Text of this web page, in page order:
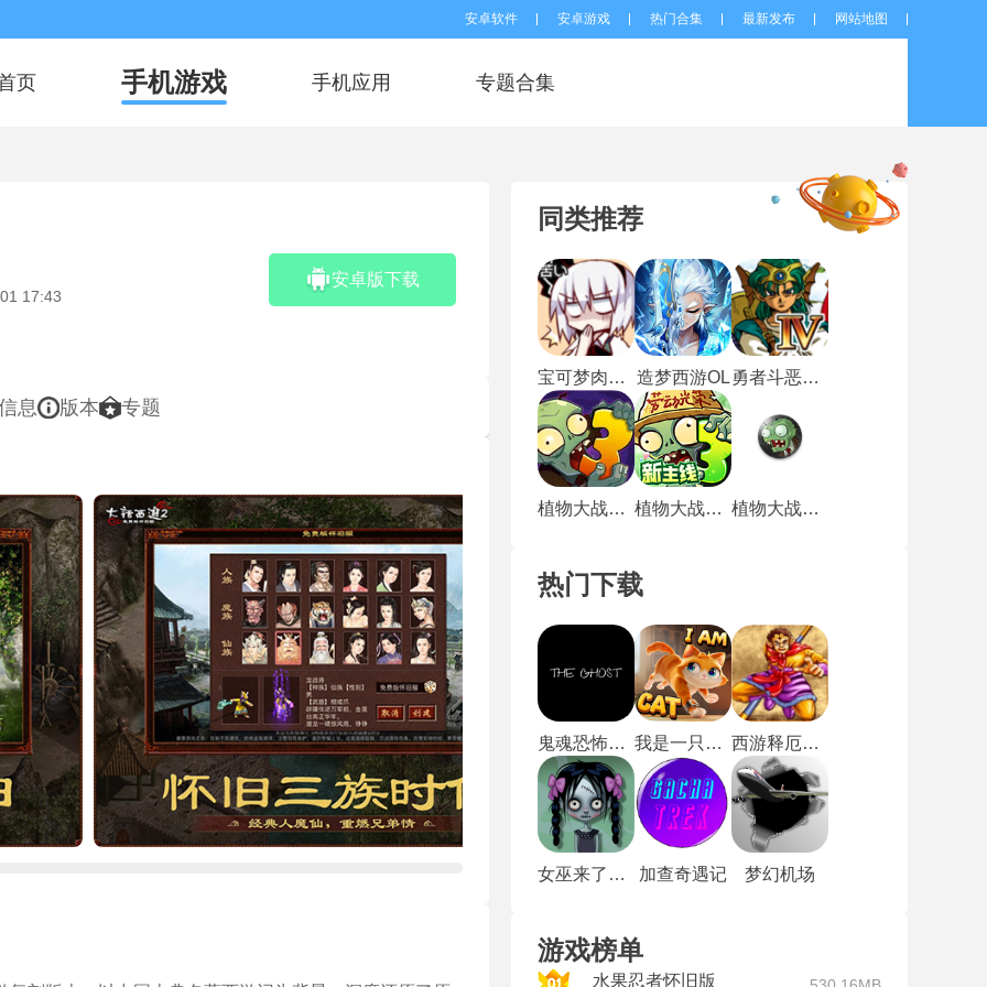
安卓软件 安卓游戏 热门合集 最新发布 网站地图
页 手机游戏 手机应用 专题合集
17:43
安卓版下载
息 版本 专题
同类推荐
宝可梦肉鸽妖梦 造梦西游OL 勇者斗恶龙4
植物大战僵尸3国际服 植物大战僵尸3国际版 植物大战僵尸TV触控版
热门下载
鬼魂恐怖生存国际服 我是一只猫安卓版 西游释厄传2街机
女巫来了手游 加查奇遇记 梦幻机场
游戏榜单
水果忍者怀旧版